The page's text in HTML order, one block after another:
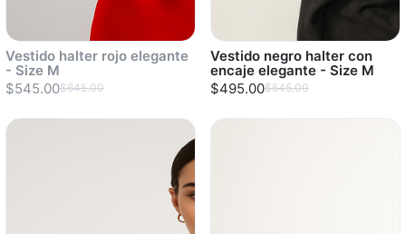
Vestido halter rojo elegante
- Size M
$545.00$645.00
Vestido negro halter con
encaje elegante - Size M
$495.00$545.00